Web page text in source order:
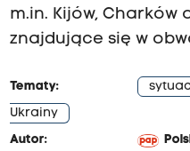
m.in. Kijów, Charków
znajdujące się w
Tematy:
Ukrainy
Autor: